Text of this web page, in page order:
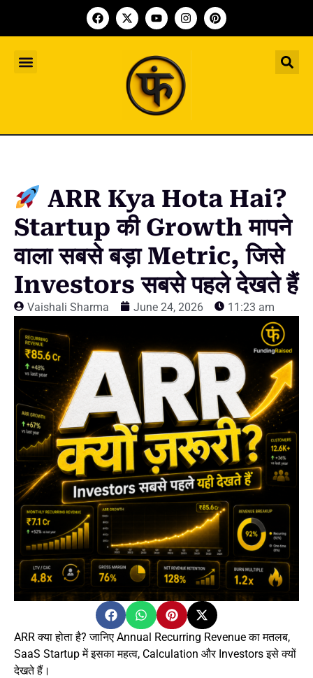
ARR Kya Hota Hai?
Startup की Growth मापने
वाला सबसे बड़ा Metric, जिसे
Investors सबसे पहले देखते हैं
Vaishali Sharma June 24, 2026 11:23 am
ARR क्या होता है? जानिए Annual Recurring Revenue का मतलब,
SaaS Startup में इसका महत्व, Calculation और Investors इसे क्यों
देखते हैं।